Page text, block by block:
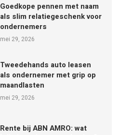
Goedkope pennen met naam
als slim relatiegeschenk voor
ondernemers
mei 29, 2026
Tweedehands auto leasen
als ondernemer met grip op
maandlasten
mei 29, 2026
Rente bij ABN AMRO: wat